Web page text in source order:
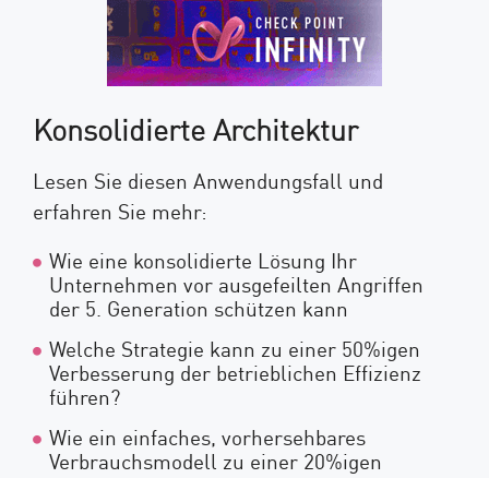
Konsolidierte Architektur
Lesen Sie diesen Anwendungsfall und
erfahren Sie mehr:
Wie eine konsolidierte Lösung Ihr
Unternehmen vor ausgefeilten Angriffen
der 5. Generation schützen kann
Welche Strategie kann zu einer 50%igen
Verbesserung der betrieblichen Effizienz
führen?
Wie ein einfaches, vorhersehbares
Verbrauchsmodell zu einer 20%igen